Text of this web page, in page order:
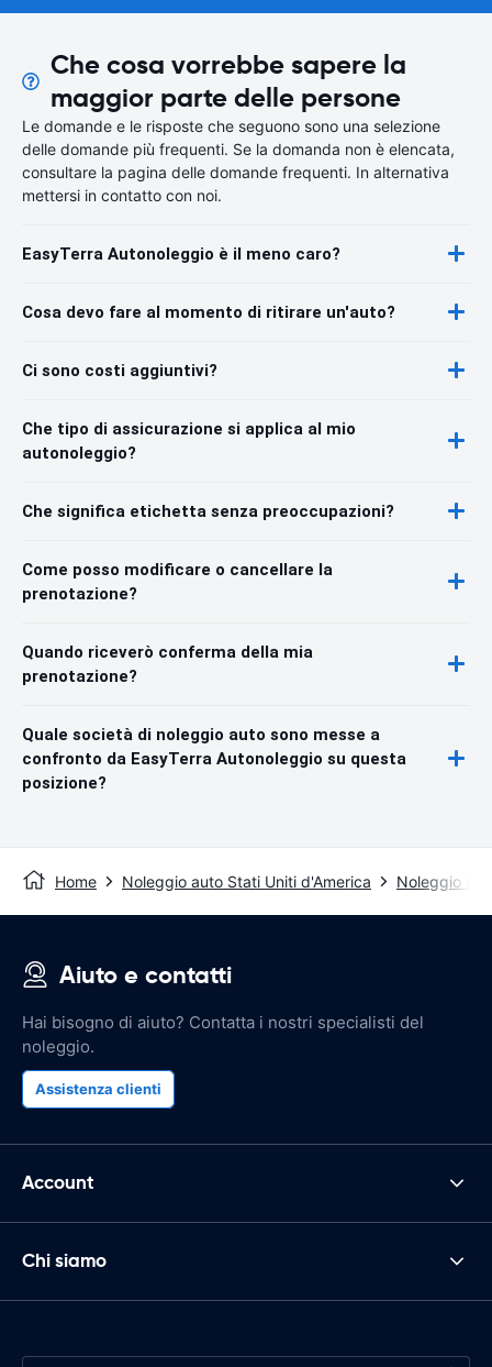
Che cosa vorrebbe sapere la
maggior parte delle persone
Le domande e le risposte che seguono sono una selezione
delle domande più frequenti. Se la domanda non è elencata,
consultare la pagina delle domande frequenti. In alternativa
mettersi in contatto con noi.
EasyTerra Autonoleggio è il meno caro?
Cosa devo fare al momento di ritirare un'auto?
Ci sono costi aggiuntivi?
Che tipo di assicurazione si applica al mio
autonoleggio?
Che significa etichetta senza preoccupazioni?
Come posso modificare o cancellare la
prenotazione?
Quando riceverò conferma della mia
prenotazione?
Quale società di noleggio auto sono messe a
confronto da EasyTerra Autonoleggio su questa
posizione?
Home Noleggio auto Stati Uniti d'America Noleggio
Aiuto e contatti
Hai bisogno di aiuto? Contatta i nostri specialisti del
noleggio.
Assistenza clienti
Account
Chi siamo